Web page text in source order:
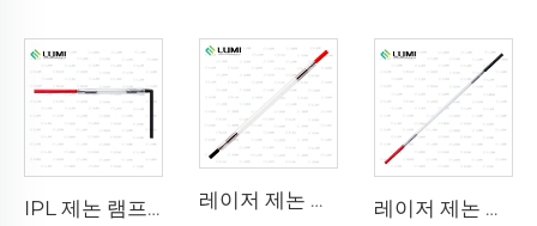
IPL 제논 램프 P1541 – 9×45×100 mm 레이저 제논 램프 L2741 – 7×100×167 mm 레이저 제논 램프 L2851-5×105×175 mm